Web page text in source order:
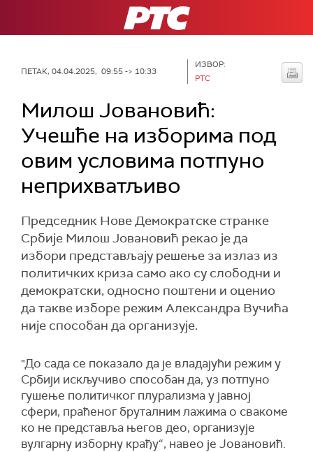
РТС
ПЕТАК, 04.04.2025, 09:55 -> 10:33
ИЗВОР:
РТС
Милош Јовановић:
Учешће на изборима под
овим условима потпуно
неприхватљиво
Председник Нове Демократске странке
Србије Милош Јовановић рекао је да
избори представљају решење за излаз из
политичких криза само ако су слободни и
демократски, односно поштени и оценио
да такве изборе режим Александра Вучића
није способан да организује.
"До сада се показало да је владајући режим у
Србији искључиво способан да, уз потпуно
гушење политичког плурализма у јавној
сфери, праћеног бруталним лажима о свакоме
ко не представља његов део, организује
вулгарну изборну крађу“, навео је Јовановић.